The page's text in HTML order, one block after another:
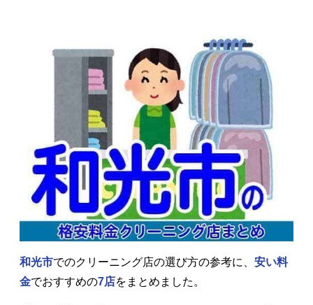
和光市でのクリーニング店の選び方の参考に、 安い料
金でおすすめの7店をまとめました。